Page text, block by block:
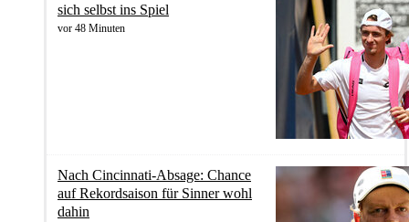
sich selbst ins Spiel
vor 48 Minuten
Nach Cincinnati-Absage: Chance
auf Rekordsaison für Sinner wohl
dahin